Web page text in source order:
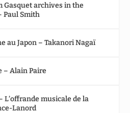
Gasquet archives in the
Paul Smith
au Japon – Takanori Nagaï
– Alain Paire
L’offrande musicale de la
Lanord